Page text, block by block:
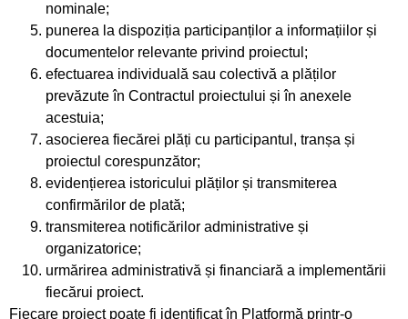
nominale;
punerea la dispoziția participanților a informațiilor și
documentelor relevante privind proiectul;
efectuarea individuală sau colectivă a plăților
prevăzute în Contractul proiectului și în anexele
acestuia;
asocierea fiecărei plăți cu participantul, tranșa și
proiectul corespunzător;
evidențierea istoricului plăților și transmiterea
confirmărilor de plată;
transmiterea notificărilor administrative și
organizatorice;
urmărirea administrativă și financiară a implementării
fiecărui proiect.
Fiecare proiect poate fi identificat în Platformă printr-o